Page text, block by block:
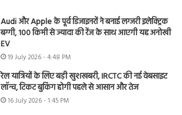
Audi और Apple के पूर्व डिजाइनरों ने बनाई लग्जरी इलेक्ट्रिक
बग्गी, 100 किमी से ज्यादा की रेंज के साथ आएगी यह अनोखी
EV
19 July 2026 - 4:48 PM
रेल यात्रियों के लिए बड़ी खुशखबरी, IRCTC की नई वेबसाइट
लॉन्च, टिकट बुकिंग होगी पहले से आसान और तेज
16 July 2026 - 1:45 PM